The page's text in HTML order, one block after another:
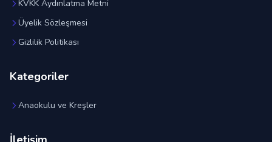
KVKK Aydınlatma Metni
Üyelik Sözleşmesi
Gizlilik Politikası
Kategoriler
Anaokulu ve Kreşler